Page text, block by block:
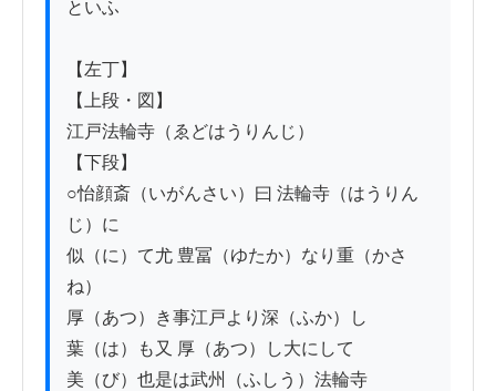
といふ
【左丁】
【上段・図】
江戸法輪寺（ゑどはうりんじ）
【下段】
○怡顔斎（いがんさい）曰 法輪寺（はうりん
じ）に
似（に）て尤 豊冨（ゆたか）なり重（かさ
ね）
厚（あつ）き事江戸より深（ふか）し
葉（は）も又 厚（あつ）し大にして
美（び）也是は武州（ふしう）法輪寺